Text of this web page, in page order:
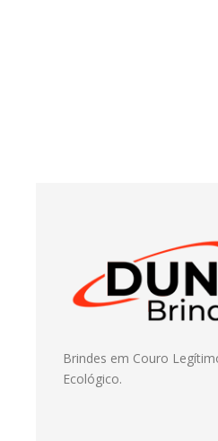
Brindes em Couro
Ecológico.